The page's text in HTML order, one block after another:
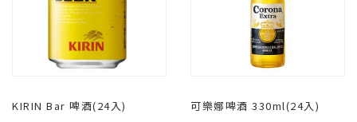
KIRIN Bar 啤酒(24入) 可樂娜啤酒 330ml(24入)